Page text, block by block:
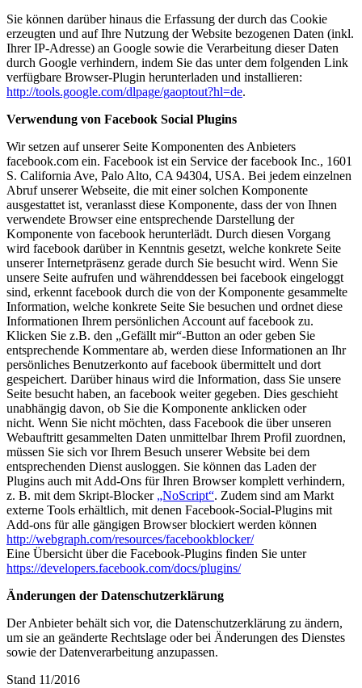
Sie können darüber hinaus die Erfassung der durch das Cookie
erzeugten und auf Ihre Nutzung der Website bezogenen Daten (inkl.
Ihrer IP-Adresse) an Google sowie die Verarbeitung dieser Daten
durch Google verhindern, indem Sie das unter dem folgenden Link
verfügbare Browser-Plugin herunterladen und installieren:
http://tools.google.com/dlpage/gaoptout?hl=de.
Verwendung von Facebook Social Plugins
Wir setzen auf unserer Seite Komponenten des Anbieters
facebook.com ein. Facebook ist ein Service der facebook Inc., 1601
S. California Ave, Palo Alto, CA 94304, USA. Bei jedem einzelnen
Abruf unserer Webseite, die mit einer solchen Komponente
ausgestattet ist, veranlasst diese Komponente, dass der von Ihnen
verwendete Browser eine entsprechende Darstellung der
Komponente von facebook herunterlädt. Durch diesen Vorgang
wird facebook darüber in Kenntnis gesetzt, welche konkrete Seite
unserer Internetpräsenz gerade durch Sie besucht wird. Wenn Sie
unsere Seite aufrufen und währenddessen bei facebook eingeloggt
sind, erkennt facebook durch die von der Komponente gesammelte
Information, welche konkrete Seite Sie besuchen und ordnet diese
Informationen Ihrem persönlichen Account auf facebook zu.
Klicken Sie z.B. den „Gefällt mir“-Button an oder geben Sie
entsprechende Kommentare ab, werden diese Informationen an Ihr
persönliches Benutzerkonto auf facebook übermittelt und dort
gespeichert. Darüber hinaus wird die Information, dass Sie unsere
Seite besucht haben, an facebook weiter gegeben. Dies geschieht
unabhängig davon, ob Sie die Komponente anklicken oder
nicht. Wenn Sie nicht möchten, dass Facebook die über unseren
Webauftritt gesammelten Daten unmittelbar Ihrem Profil zuordnen,
müssen Sie sich vor Ihrem Besuch unserer Website bei dem
entsprechenden Dienst ausloggen. Sie können das Laden der
Plugins auch mit Add-Ons für Ihren Browser komplett verhindern,
z. B. mit dem Skript-Blocker „NoScript“. Zudem sind am Markt
externe Tools erhältlich, mit denen Facebook-Social-Plugins mit
Add-ons für alle gängigen Browser blockiert werden können
http://webgraph.com/resources/facebookblocker/
Eine Übersicht über die Facebook-Plugins finden Sie unter
https://developers.facebook.com/docs/plugins/
Änderungen der Datenschutzerklärung
Der Anbieter behält sich vor, die Datenschutzerklärung zu ändern,
um sie an geänderte Rechtslage oder bei Änderungen des Dienstes
sowie der Datenverarbeitung anzupassen.
Stand 11/2016